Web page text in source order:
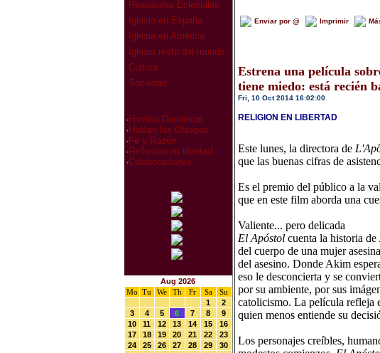
Realidades Eclesiales
Iglesia en España
Iglesia en América
Iglesia resto del mundo
Cultura
Sociedad
· Homilia Dominical
· Hablan los Obispos
· Fe y Razón
· Reflexion en libertad
·Colaboraciones
Aug 2026
Mo Tu We Th Fr Sa
Su
1
2
3
4 5 6 7 8
9
10
11 12 13 14 15
16
17
18 19 20 21 22
23
24
25 26 27 28 29
30
Enviar por @ Imprimir
Estrena una película
tiene miedo: está recién
Fri, 10 Oct 2014 16:02:00
RELIGION EN LIBERTAD
Este lunes, la directora de
que las buenas cifras de
Es el premio del público a la
que en este film aborda una
Valiente... pero delicada
El Apóstol cuenta la historia
del cuerpo de una mujer
del asesino. Donde Akim
eso le desconcierta y se
por su ambiente, por sus
catolicismo. La película refleja
quien menos entiende su
Los personajes creíbles,